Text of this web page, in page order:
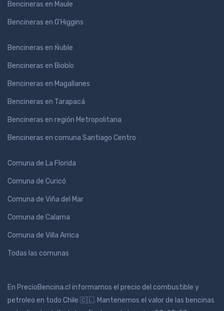
Bencineras en Maule
Bencineras en O'Higgins
Bencineras en Ńuble
Bencineras en Biobío
Bencineras en Magallanes
Bencineras en Tarapacá
Bencineras en región Metropolitana
Bencineras en comuna Santiago Centro
Comuna de La Florida
Comuna de Curicó
Comuna de Viña del Mar
Comuna de Calama
Comuna de Villa Arrica
Todas las comunas
En PrecioBencina.cl informamos el precio del combustible y
petroleo en todo Chile 🇨🇱. Mantenemos el valor de las bencinas